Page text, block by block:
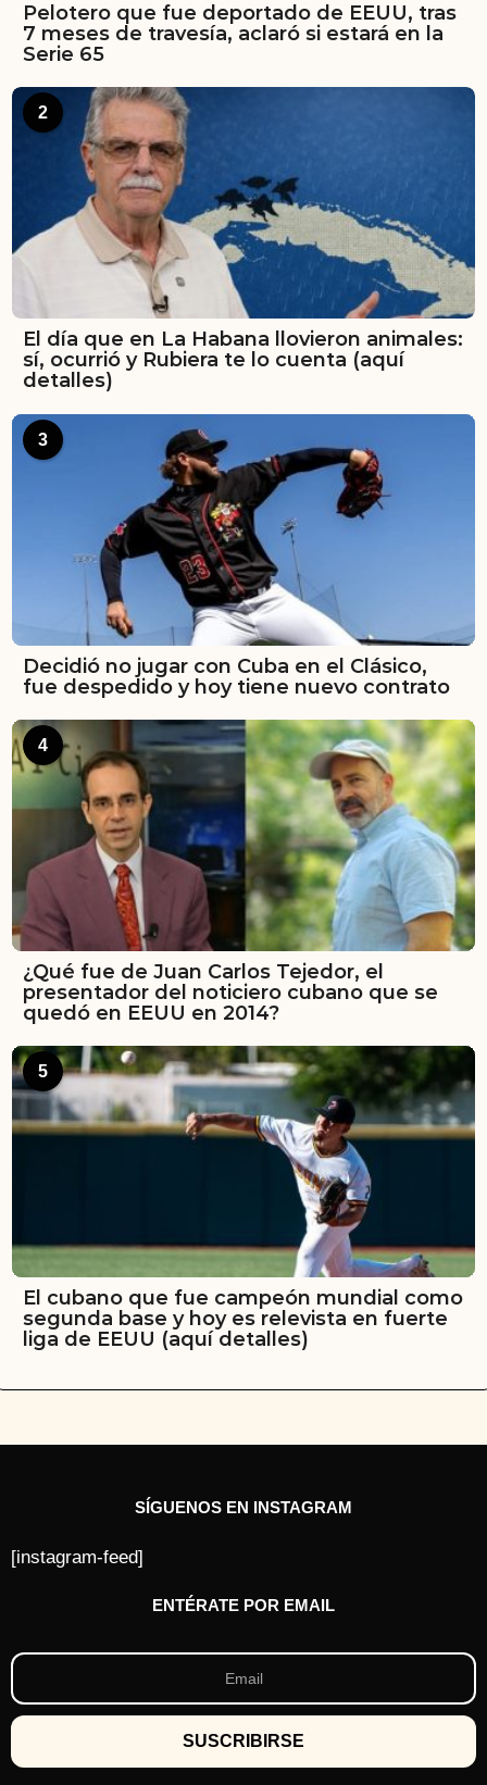
Pelotero que fue deportado de EEUU, tras
7 meses de travesía, aclaró si estará en la
Serie 65
2
El día que en La Habana llovieron animales:
sí, ocurrió y Rubiera te lo cuenta (aquí
detalles)
3
Decidió no jugar con Cuba en el Clásico,
fue despedido y hoy tiene nuevo contrato
4
¿Qué fue de Juan Carlos Tejedor, el
presentador del noticiero cubano que se
quedó en EEUU en 2014?
5
El cubano que fue campeón mundial como
segunda base y hoy es relevista en fuerte
liga de EEUU (aquí detalles)
SÍGUENOS EN INSTAGRAM
[instagram-feed]
ENTÉRATE POR EMAIL